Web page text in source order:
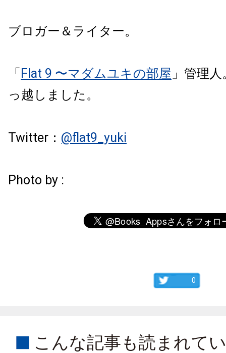
ブロガー＆ライター。
「 Flat 9 〜マダムユキの部屋 」管理
っ越しました。
Twitter： @flat9_yuki
Photo by :
0
こんな記事も読まれて